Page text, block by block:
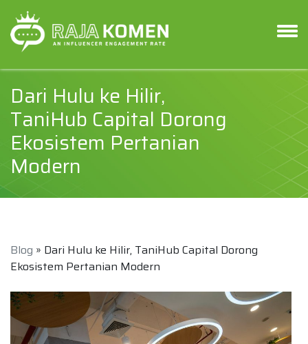
Dari Hulu ke Hilir,
TaniHub Capital Dorong
Ekosistem Pertanian
Modern
Blog » Dari Hulu ke Hilir, TaniHub Capital Dorong
Ekosistem Pertanian Modern